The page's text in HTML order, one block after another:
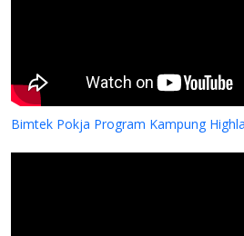
Bimtek Pokja Program Kampung